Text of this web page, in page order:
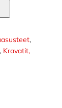
,
Kravatit,